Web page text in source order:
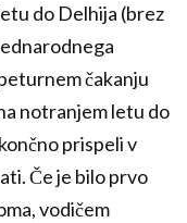
do Delhija (brez
čakanju
notranjem letu do
prispeli v
Če je bilo prvo
vodičem